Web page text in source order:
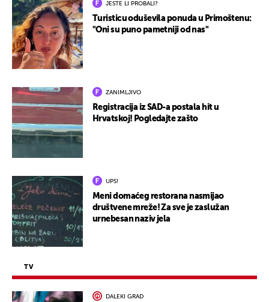
JESTE LI PROBALI?
Turisticu oduševila ponuda u Primoštenu:
"Oni su puno pametniji od nas"
ZANIMLJIVO
Registracija iz SAD-a postala hit u
Hrvatskoj! Pogledajte zašto
UPS!
Meni domaćeg restorana nasmijao
društvene mreže! Za sve je zaslužan
urnebesan naziv jela
TV
DALEKI GRAD